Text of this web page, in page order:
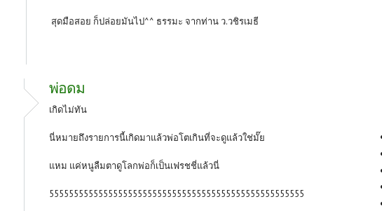
สุดมือสอย ก็ปล่อยมันไป^^ ธรรมะ จากท่าน ว.วชิรเมธี
พ่อดม
เกิดไม่ทัน
นี่หมายถึงรายการนี้เกิดมาแล้วพ่อโตเกินที่จะดูแล้วใช่มั๊ย
แหม แค่หนูลืมตาดูโลกพ่อก็เป็นเฟรชชี่แล้วนี่
5555555555555555555555555555555555555555555555555555